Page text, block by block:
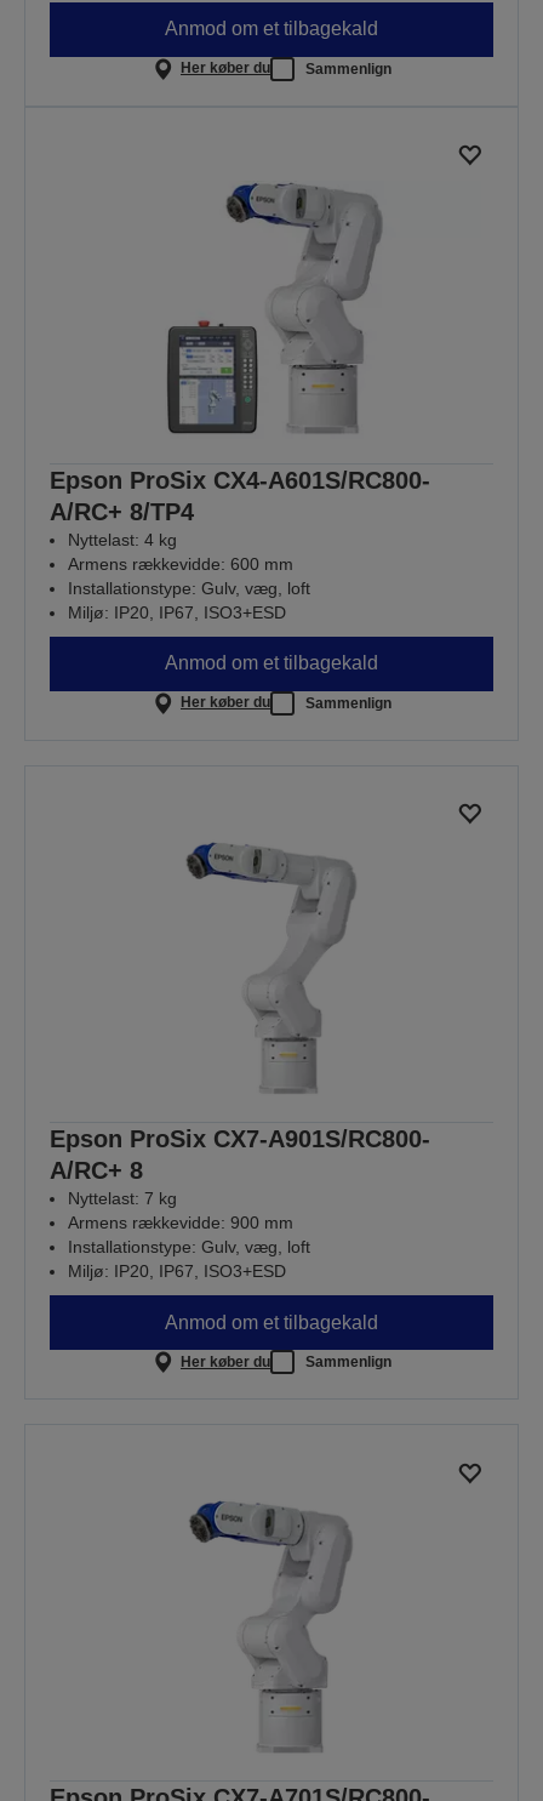
Anmod om et tilbagekald
Her køber du Sammenlign
Epson ProSix CX4-A601S/RC800-
A/RC+ 8/TP4
Nyttelast: 4 kg
Armens rækkevidde: 600 mm
Installationstype: Gulv, væg, loft
Miljø: IP20, IP67, ISO3+ESD
Anmod om et tilbagekald
Her køber du Sammenlign
Epson ProSix CX7-A901S/RC800-
A/RC+ 8
Nyttelast: 7 kg
Armens rækkevidde: 900 mm
Installationstype: Gulv, væg, loft
Miljø: IP20, IP67, ISO3+ESD
Anmod om et tilbagekald
Her køber du Sammenlign